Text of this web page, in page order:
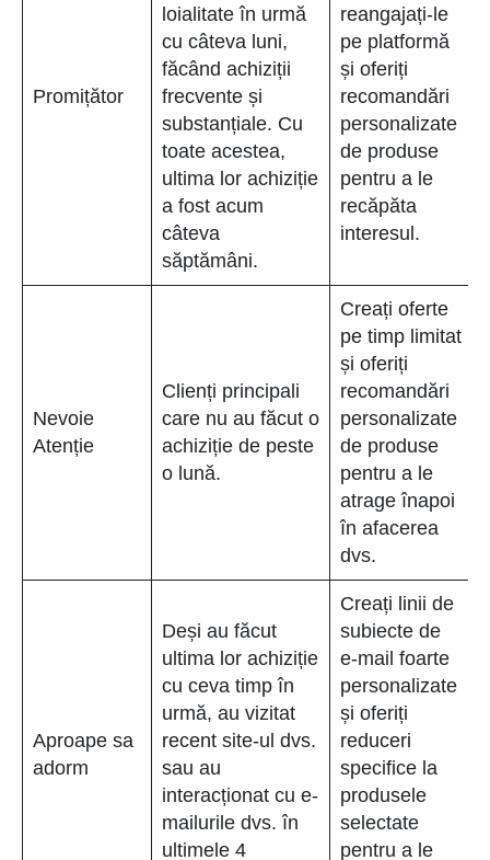
Promițător
loialitate în urmă
cu câteva luni,
făcând achiziții
frecvente și
substanțiale. Cu
toate acestea,
ultima lor achiziție
a fost acum
câteva
săptămâni.
reangajați-le
pe platformă
și oferiți
recomandări
personalizate
de produse
pentru a le
recăpăta
interesul.
Nevoie
Atenție
Clienți principali
care nu au făcut o
achiziție de peste
o lună.
Creați oferte
pe timp limitat
și oferiți
recomandări
personalizate
de produse
pentru a le
atrage înapoi
în afacerea
dvs.
Aproape sa
adorm
Deși au făcut
ultima lor achiziție
cu ceva timp în
urmă, au vizitat
recent site-ul dvs.
sau au
interacționat cu e-
mailurile dvs. în
ultimele 4
Creați linii de
subiecte de
e-mail foarte
personalizate
și oferiți
reduceri
specifice la
produsele
selectate
pentru a le